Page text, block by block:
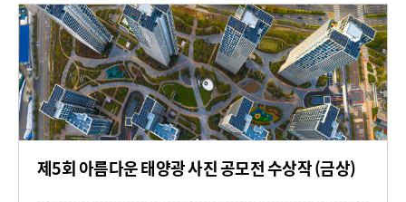
제5회 아름다운 태양광 사진 공모전 수상작 (금상)